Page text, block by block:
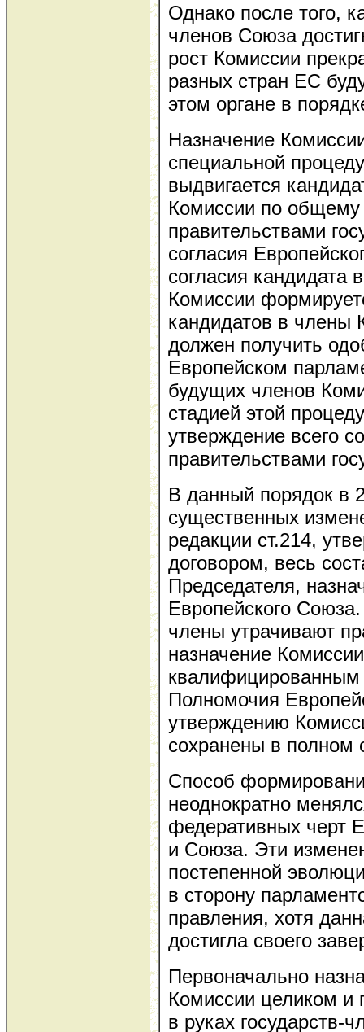
Однако после того,
членов Союза
рост Комиссии
разных стран ЕС
этом органе в
Назначение
специальной
выдвигается
Комиссии по
правительствами
согласия
согласия кандидата
Комиссии
кандидатов в члены
должен получить
Европейском
будущих членов
стадией этой
утверждение всего
правительствами
В данный порядок в
существенных
редакции ст.214,
договором, весь
Председателя,
Европейского
члены утрачивают
назначение
Полномочия
утверждению
сохранены в полном
Способ
неоднократно
федеративных черт
и Союза. Эти
постепенной
в сторону
правления, хотя
достигла своего
Первоначально
Комиссии целиком и
в руках государств-